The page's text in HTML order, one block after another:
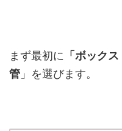
まず最初に 「ボック
管 」を選びます。